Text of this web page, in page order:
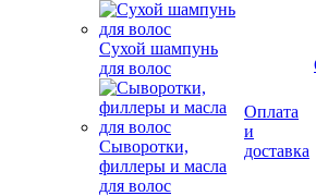
Сухой шампунь
для волос
Сыворотки,
филлеры и масла
для волос
и
доставка